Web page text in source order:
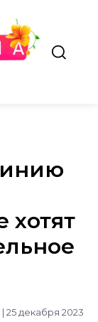
хотят
| 25 декабря 2023